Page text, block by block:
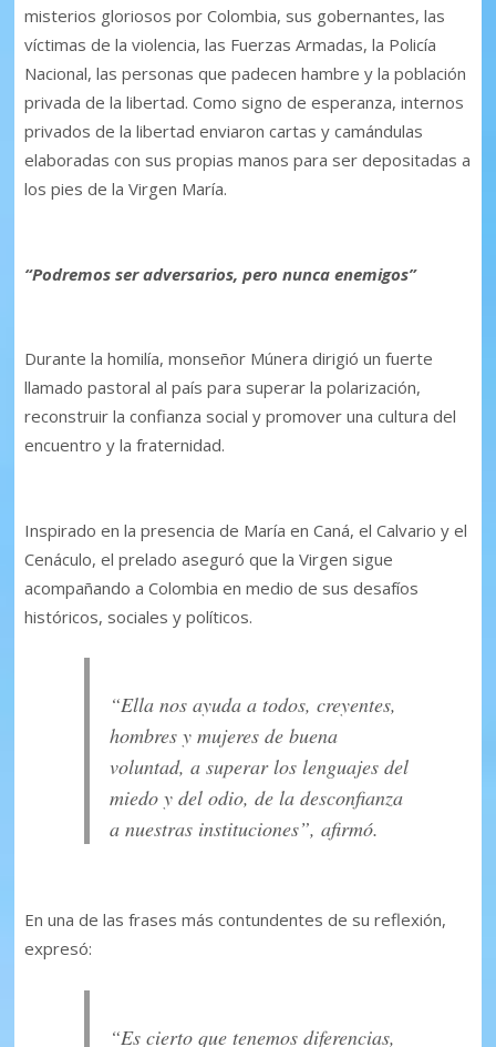
misterios gloriosos por Colombia, sus gobernantes, las
víctimas de la violencia, las Fuerzas Armadas, la Policía
Nacional, las personas que padecen hambre y la población
privada de la libertad. Como signo de esperanza, internos
privados de la libertad enviaron cartas y camándulas
elaboradas con sus propias manos para ser depositadas a
los pies de la Virgen María.
“Podremos ser adversarios, pero nunca enemigos”
Durante la homilía, monseñor Múnera dirigió un fuerte
llamado pastoral al país para superar la polarización,
reconstruir la confianza social y promover una cultura del
encuentro y la fraternidad.
Inspirado en la presencia de María en Caná, el Calvario y el
Cenáculo, el prelado aseguró que la Virgen sigue
acompañando a Colombia en medio de sus desafíos
históricos, sociales y políticos.
“Ella nos ayuda a todos, creyentes,
hombres y mujeres de buena
voluntad, a superar los lenguajes del
miedo y del odio, de la desconfianza
a nuestras instituciones”, afirmó.
En una de las frases más contundentes de su reflexión,
expresó:
“Es cierto que tenemos diferencias,